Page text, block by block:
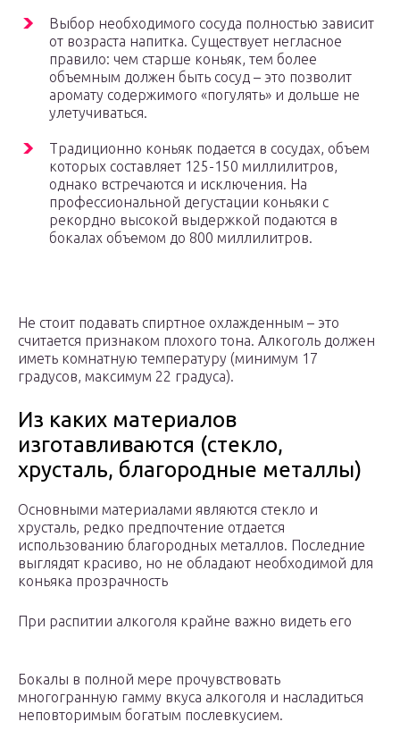
Выбор необходимого сосуда полностью зависит
от возраста напитка. Существует негласное
правило: чем старше коньяк, тем более
объемным должен быть сосуд – это позволит
аромату содержимого «погулять» и дольше не
улетучиваться.
Традиционно коньяк подается в сосудах, объем
которых составляет 125-150 миллилитров,
однако встречаются и исключения. На
профессиональной дегустации коньяки с
рекордно высокой выдержкой подаются в
бокалах объемом до 800 миллилитров.
Не стоит подавать спиртное охлажденным – это
считается признаком плохого тона. Алкоголь должен
иметь комнатную температуру (минимум 17
градусов, максимум 22 градуса).
Из каких материалов
изготавливаются (стекло,
хрусталь, благородные металлы)
Основными материалами являются стекло и
хрусталь, редко предпочтение отдается
использованию благородных металлов. Последние
выглядят красиво, но не обладают необходимой для
коньяка прозрачность
При распитии алкоголя крайне важно видеть его
Бокалы в полной мере прочувствовать
многогранную гамму вкуса алкоголя и насладиться
неповторимым богатым послевкусием.